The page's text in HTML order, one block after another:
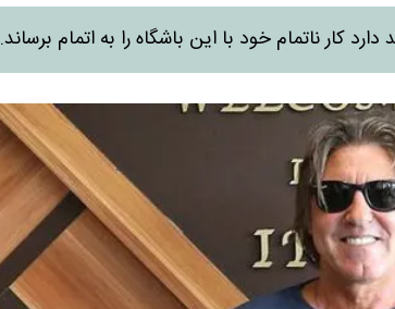
کار ناتمام خود با این باشگاه را به اتمام برساند.